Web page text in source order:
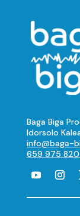
Baga Biga
Idorsolo
info@baga-
659 975 820